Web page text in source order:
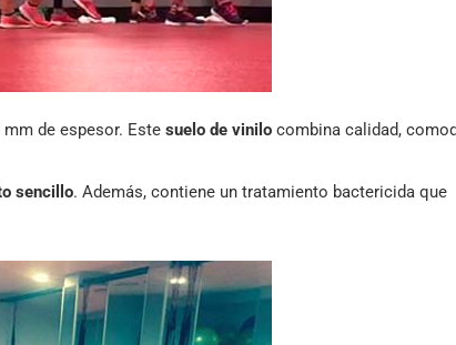
mm de espesor. Este suelo de vinilo combina calidad,
sencillo. Además, contiene un tratamiento bactericida que